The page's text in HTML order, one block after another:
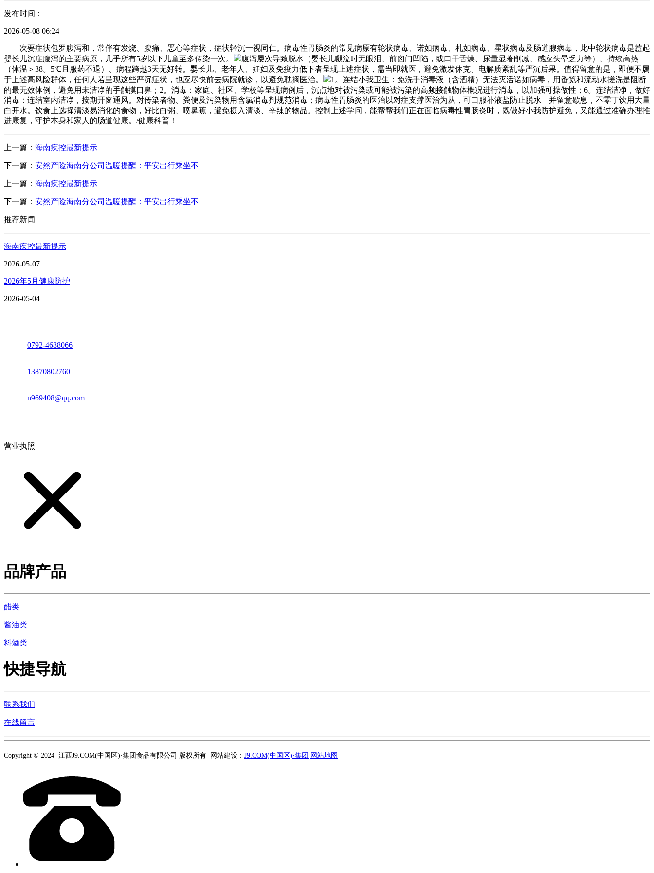
发布时间：
2026-05-08 06:24
次要症状包罗腹泻和，常伴有发烧、腹痛、恶心等症状，症状轻沉一视同仁。病毒性胃肠炎的常见病原有轮状病毒、诺如病毒、札如病毒、星状病毒及肠道腺病毒，此中轮状病毒是惹起
婴长儿沉症腹泻的主要病原，几乎所有5岁以下儿童至多传染一次。
腹泻屡次导致脱水（婴长儿啜泣时无眼泪、前囟门凹陷，或口干舌燥、尿量显著削减、感应头晕乏力等）、持续高热
（体温＞38。5℃且服药不退）、病程跨越3天无好转。婴长儿、老年人、妊妇及免疫力低下者呈现上述症状，需当即就医，避免激发休克、电解质紊乱等严沉后果。值得留意的是，即便不属
于上述高风险群体，任何人若呈现这些严沉症状，也应尽快前去病院就诊，以避免耽搁医治。
1。连结小我卫生：免洗手消毒液（含酒精）无法灭活诺如病毒，用番笕和流动水搓洗是阻断
的最无效体例，避免用未洁净的手触摸口鼻；2。消毒：家庭、社区、学校等呈现病例后，沉点地对被污染或可能被污染的高频接触物体概况进行消毒，以加强可操做性；6。连结洁净，做好
消毒：连结室内洁净，按期开窗通风。对传染者物、粪便及污染物用含氯消毒剂规范消毒；病毒性胃肠炎的医治以对症支撑医治为从，可口服补液盐防止脱水，并留意歇息，不零丁饮用大量
白开水。饮食上选择清淡易消化的食物，好比白粥、喷鼻蕉，避免摄入清淡、辛辣的物品。控制上述学问，能帮帮我们正在面临病毒性胃肠炎时，既做好小我防护避免，又能通过准确办理推
进康复，守护本身和家人的肠道健康。/健康科普！
上一篇： 海南疾控最新提示
下一篇： 安然产险海南分公司温暖提醒：平安出行乘坐不
上一篇： 海南疾控最新提示
下一篇： 安然产险海南分公司温暖提醒：平安出行乘坐不
推荐新闻
海南疾控最新提示
2026-05-07
2026年5月健康防护
2026-05-04
0792-4688066
13870802760
n969408@qq.com
营业执照
品牌产品
醋类
酱油类
料酒类
快捷导航
联系我们
在线留言
Copyright © 2024 江西J9.COM(中国区)·集团食品有限公司 版权所有 网站建设： J9.COM(中国区)·集团 网站地图